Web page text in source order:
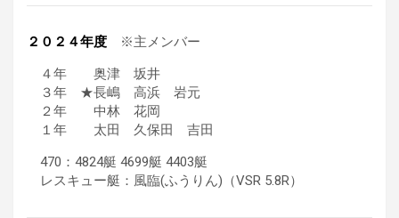
２０２４年度 ※主メンバー
４年 奥津 坂井
３年 ★長嶋 高浜 岩元
２年 中林 花岡
１年 太田 久保田 吉田
470：4824艇 4699艇 4403艇
レスキュー艇：風臨(ふうりん)（VSR 5.8R）